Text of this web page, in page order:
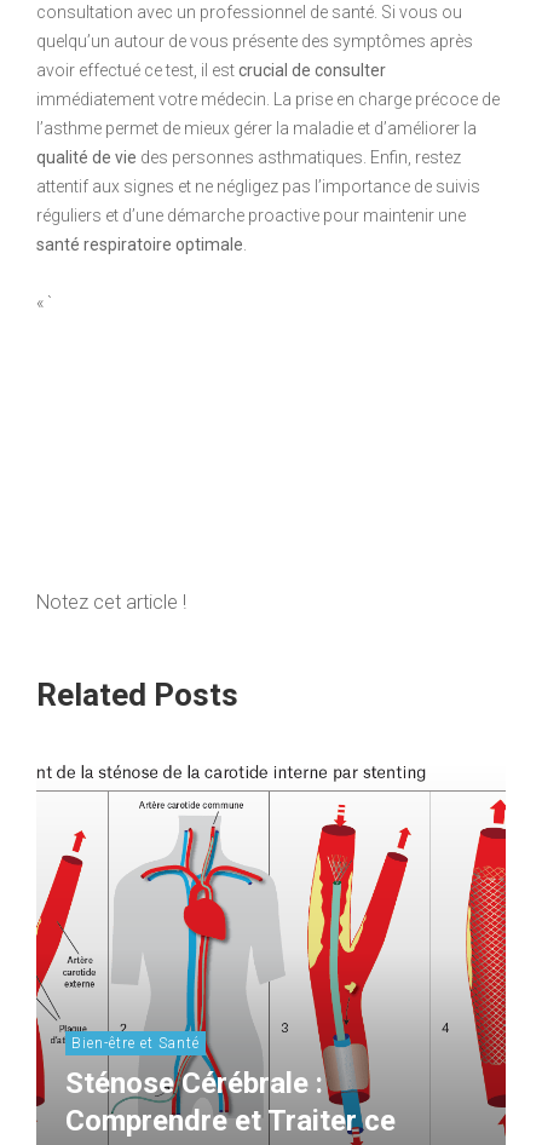
consultation avec un professionnel de santé. Si vous ou
quelqu’un autour de vous présente des symptômes après
avoir effectué ce test, il estcrucial de consulter
immédiatement votre médecin. La prise en charge précoce de
l’asthme permet de mieux gérer la maladie et d’améliorer la
qualité de vie des personnes asthmatiques. Enfin, restez
attentif aux signes et ne négligez pas l’importance de suivis
réguliers et d’une démarche proactive pour maintenir une
santé respiratoire optimale
« `
Notez cet article !
Related Posts
Bien-être et Santé
Sténose Cérébrale :
Comprendre et Traiter ce